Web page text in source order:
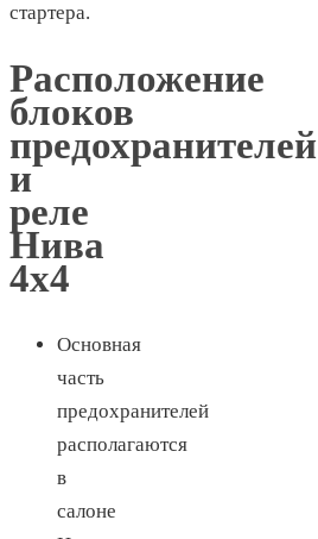
стартера.
Расположение
блоков
предохранителей
и
реле
Нива
4х4
Основная
часть
предохранителей
располагаются
в
салоне